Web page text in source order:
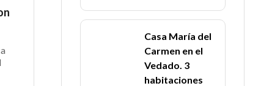
Casa María del
Carmen en el
Vedado. 3
habitaciones